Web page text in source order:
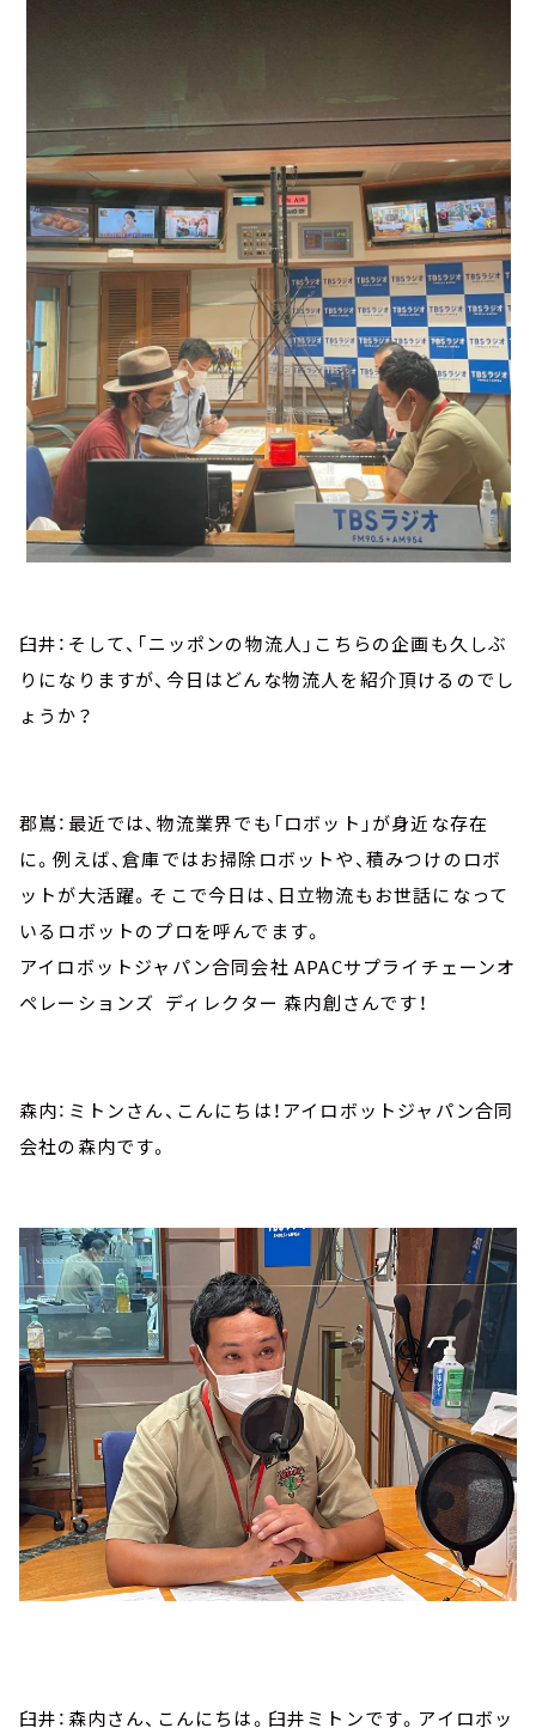
臼井：そして、「ニッポンの物流人」こちらの企画も久しぶ
りになりますが、今日はどんな物流人を紹介頂けるのでし
ょうか？
郡嶌：最近では、物流業界でも「ロボット」が身近な存在
に。例えば、倉庫ではお掃除ロボットや、積みつけのロボ
ットが大活躍。そこで今日は、日立物流もお世話になって
いるロボットのプロを呼んでます。
アイロボットジャパン合同会社 APACサプライチェーンオ
ペレーションズ ディレクター 森内創さんです！
森内：ミトンさん、こんにちは！アイロボットジャパン合同
会社の森内です。
臼井：森内さん、こんにちは。臼井ミトンです。アイロボッ